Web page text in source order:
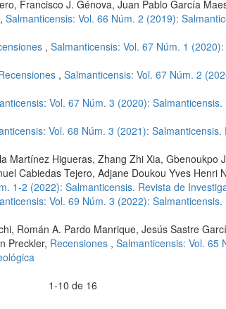
Francisco J. Génova, Juan Pablo García
, Salmanticensis: Vol. 66 Núm. 2 (2019):
, Salmanticensis: Vol. 67 Núm. 1
, Salmanticensis: Vol. 67 Núm. 2
Vol. 67 Núm. 3 (2020):
Vol. 68 Núm. 3 (2021):
Martínez Higueras, Zhang Zhi Xia, Gbenoukpo
Cabiedas Tejero, Adjane Doukou Yves Henri
1-2 (2022): Salmanticensis. Revista de
Vol. 69 Núm. 3 (2022):
Román A. Pardo Manrique, Jesús Sastre
Preckler, Recensiones , Salmanticensis: Vol. 65
1-10 de 16